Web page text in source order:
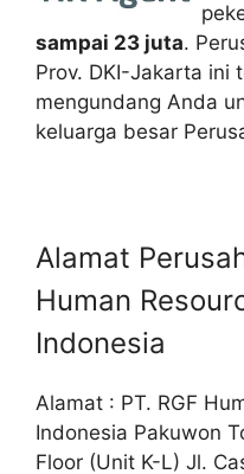
sampai 23 juta.
Prov. DKI-Jakarta ini
mengundang Anda
keluarga besar
Alamat
Human
Indonesia
Alamat : PT. RGF
Indonesia Pakuwon
Floor (Unit K-L) Jl.